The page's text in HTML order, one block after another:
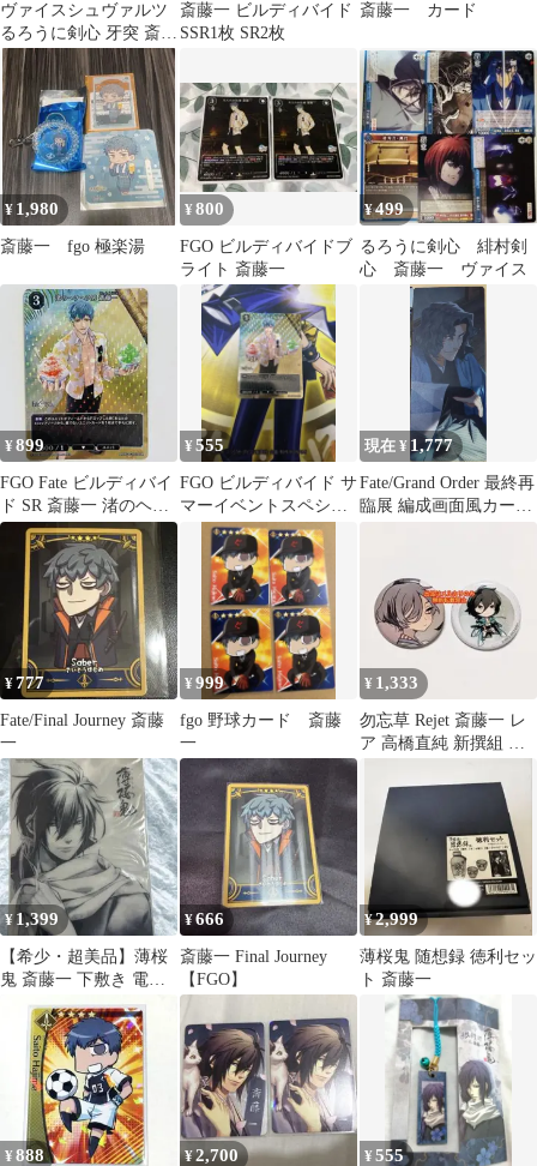
ヴァイスシュヴァルツ
るろうに剣心 牙突 斎藤
一 SP サイン
斎藤一 ビルディバイド
SSR1枚 SR2枚
斎藤一 カード
¥ 1,980
斎藤一 fgo 極楽湯
¥800
FGO ビルディバイドブ
ライト 斎藤一
¥499
るろうに剣心 緋村剣
心 斎藤一 ヴァイス
¥899
FGO Fate ビルディバイ
ド SR 斎藤一 渚のヘラ
ヘラ男
¥555
FGO ビルディバイド サ
マーイベントスペシャ
ル SR 渚のヘラヘラ男
斎藤一
現在 ¥ 1,777
Fate/Grand Order 最終再
臨展 編成画面風カード
¥777
Fate/Final Journey 斎藤
一
¥999
fgo 野球カード 斎藤
一
¥ 1,333
勿忘草 Rejet 斎藤一 レ
ア 高橋直純 新撰組 缶
¥1,399
【希少・超美品】薄桜
鬼 斎藤一 下敷き 電撃
Girl’sStyle 付録 レア
¥666
斎藤一 Final Journey
【FGO】
¥2,999
薄桜鬼 随想録 徳利セッ
ト 斎藤一
¥888 ¥2,700 ¥555